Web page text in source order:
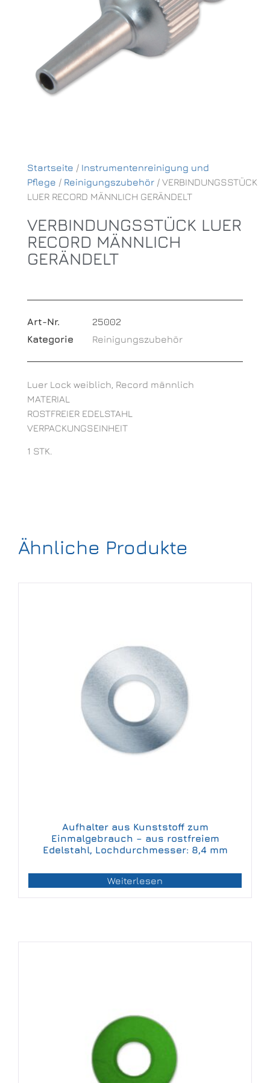
Startseite / Instrumentenreinigung und
Pflege / Reinigungszubehör / VERBINDUNGSSTÜCK
LUER RECORD MÄNNLICH GERÄNDELT
VERBINDUNGSSTÜCK LUER
RECORD MÄNNLICH
GERÄNDELT
Art-Nr.
25002
Kategorie
Reinigungszubehör
Luer Lock weiblich, Record männlich
MATERIAL
ROSTFREIER EDELSTAHL
VERPACKUNGSEINHEIT
1 STK.
Ähnliche Produkte
Aufhalter aus Kunststoff zum
Einmalgebrauch – aus rostfreiem
Edelstahl, Lochdurchmesser: 8,4 mm
Weiterlesen